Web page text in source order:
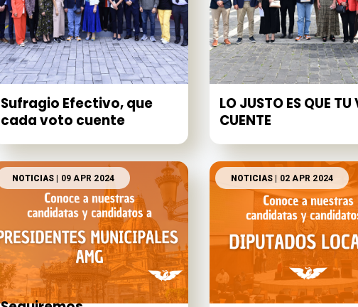
Sufragio Efectivo, que
cada voto cuente
LO JUSTO ES QUE
CUENTE
NOTICIAS | 09 APR 2024 NOTICIAS | 02 APR 2024